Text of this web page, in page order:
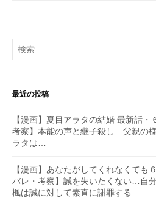
検
索:
最近の投稿
【漫画】夏目アラタの結婚 最新話・
考察】本能の声と継子殺し…父親の
ラタは…
【漫画】あなたがしてくれなくても
バレ・考察】誠を失いたくない…自
楓は誠に対して素直に謝罪する